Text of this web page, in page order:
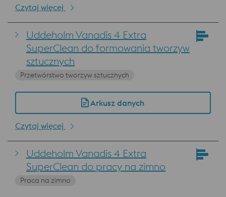
Czytaj więcej
Uddeholm Vanadis 4 Extra
SuperClean do formowania tworzyw
sztucznych
Przetwórstwo tworzyw sztucznych
Arkusz danych
Czytaj więcej
Uddeholm Vanadis 4 Extra
SuperClean do pracy na zimno
Praca na zimno